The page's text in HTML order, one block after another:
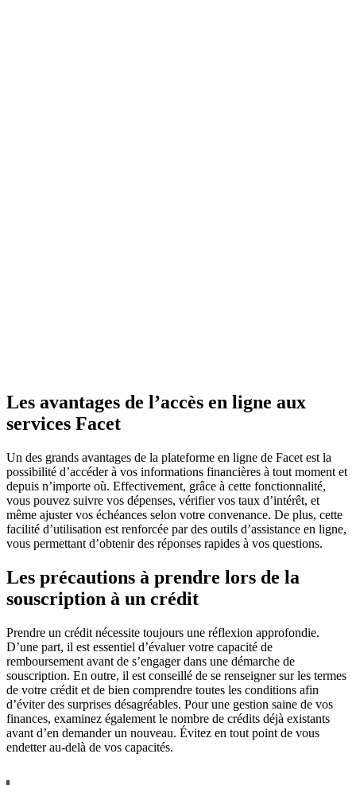
Les avantages de l’accès en ligne aux
services Facet
Un des grands avantages de la plateforme en ligne de Facet est la
possibilité d’accéder à vos informations financières à tout moment et
depuis n’importe où. Effectivement, grâce à cette fonctionnalité,
vous pouvez suivre vos dépenses, vérifier vos taux d’intérêt, et
même ajuster vos échéances selon votre convenance. De plus, cette
facilité d’utilisation est renforcée par des outils d’assistance en ligne,
vous permettant d’obtenir des réponses rapides à vos questions.
Les précautions à prendre lors de la
souscription à un crédit
Prendre un crédit nécessite toujours une réflexion approfondie.
D’une part, il est essentiel d’évaluer votre capacité de
remboursement avant de s’engager dans une démarche de
souscription. En outre, il est conseillé de se renseigner sur les termes
de votre crédit et de bien comprendre toutes les conditions afin
d’éviter des surprises désagréables. Pour une gestion saine de vos
finances, examinez également le nombre de crédits déjà existants
avant d’en demander un nouveau. Évitez en tout point de vous
endetter au-delà de vos capacités.